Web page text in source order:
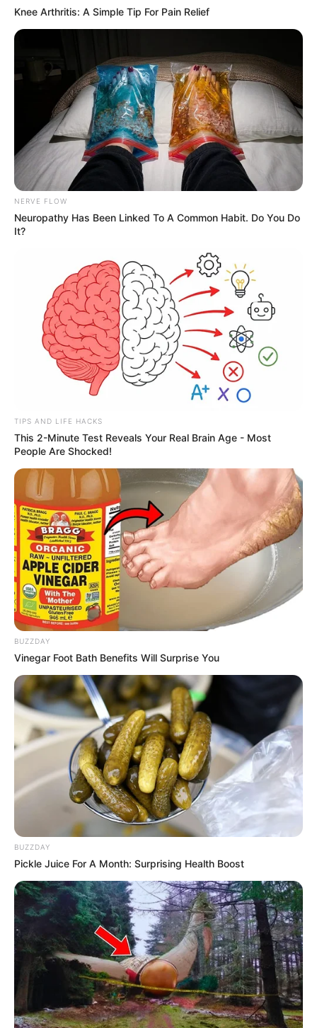
Knee Arthritis: A Simple Tip For Pain Relief
NERVE FLOW
Neuropathy Has Been Linked To A Common Habit. Do You Do
It?
TIPS AND LIFE HACKS
This 2-Minute Test Reveals Your Real Brain Age - Most
People Are Shocked!
BUZZDAY
Vinegar Foot Bath Benefits Will Surprise You
BUZZDAY
Pickle Juice For A Month: Surprising Health Boost